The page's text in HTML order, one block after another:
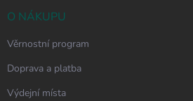
O NÁKUPU
Věrnostní program
Doprava a platba
Výdejní místa